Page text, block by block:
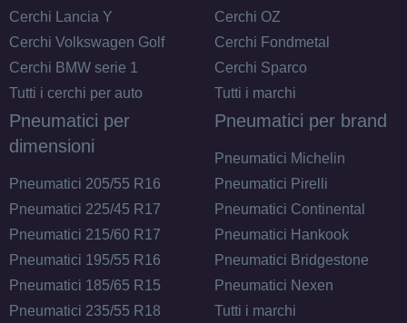
Cerchi Lancia Y
Cerchi Volkswagen Golf
Cerchi BMW serie 1
Tutti i cerchi per auto
Cerchi OZ
Cerchi Fondmetal
Cerchi Sparco
Tutti i marchi
Pneumatici per
dimensioni
Pneumatici 205/55 R16
Pneumatici 225/45 R17
Pneumatici 215/60 R17
Pneumatici 195/55 R16
Pneumatici 185/65 R15
Pneumatici 235/55 R18
Pneumatici per brand
Pneumatici Michelin
Pneumatici Pirelli
Pneumatici Continental
Pneumatici Hankook
Pneumatici Bridgestone
Pneumatici Nexen
Tutti i marchi